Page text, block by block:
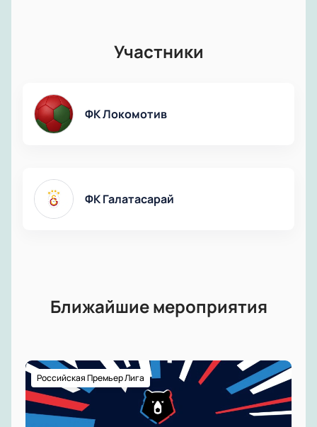
Участники
ФК Локомотив
ФК Галатасарай
Ближайшие мероприятия
Российская Премьер Лига